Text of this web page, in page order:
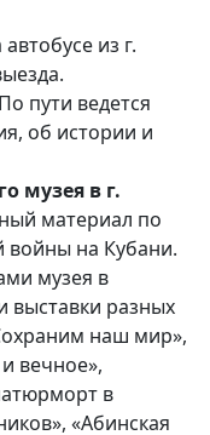
из г.
По пути ведется
об истории и
музея в г.
материал по
войны на Кубани.
музея в
выставки разных
наш мир»,
вечное»,
в
«Абинская